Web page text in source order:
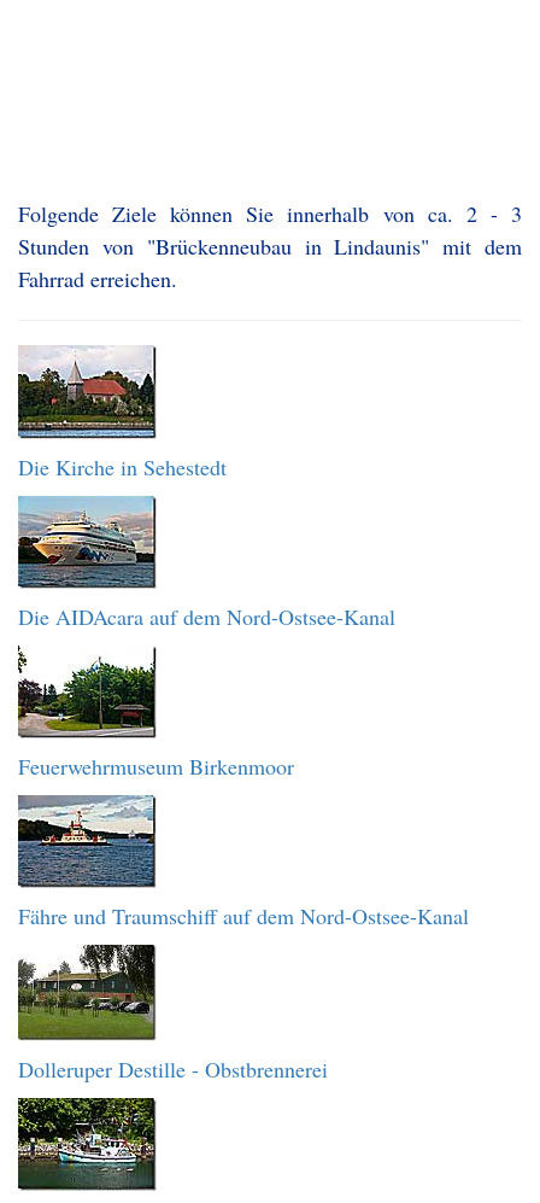
Folgende Ziele können Sie innerhalb von ca. 2 - 3
Stunden von "Brückenneubau in Lindaunis" mit dem
Fahrrad erreichen.
Die Kirche in Sehestedt
Die AIDAcara auf dem Nord-Ostsee-Kanal
Feuerwehrmuseum Birkenmoor
Fähre und Traumschiff auf dem Nord-Ostsee-Kanal
Dolleruper Destille - Obstbrennerei